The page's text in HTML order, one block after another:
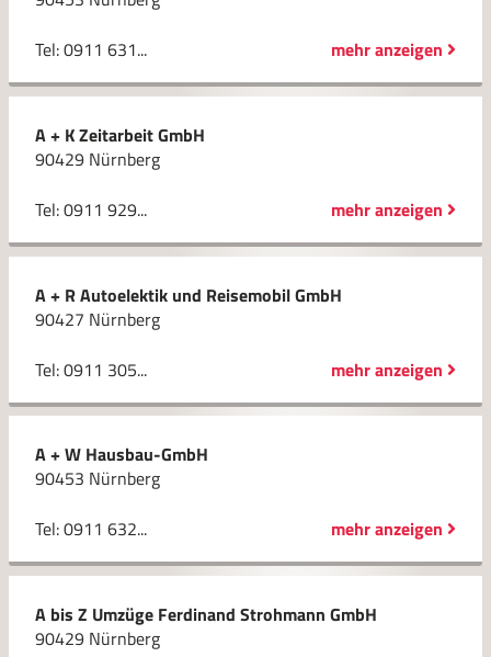
Tel: 0911 631...
mehr anzeigen
A + K Zeitarbeit GmbH
90429 Nürnberg
Tel: 0911 929...
mehr anzeigen
A + R Autoelektik und Reisemobil GmbH
90427 Nürnberg
Tel: 0911 305...
mehr anzeigen
A + W Hausbau-GmbH
90453 Nürnberg
Tel: 0911 632...
mehr anzeigen
A bis Z Umzüge Ferdinand Strohmann GmbH
90429 Nürnberg